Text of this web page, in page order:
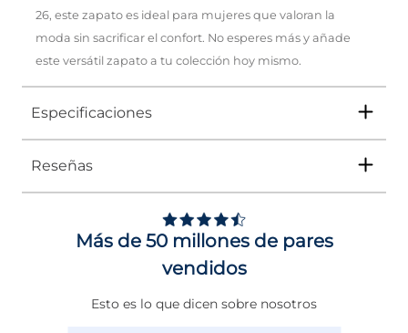
26, este zapato es ideal para mujeres que valoran la
moda sin sacrificar el confort. No esperes más y añade
este versátil zapato a tu colección hoy mismo.
Especificaciones
Tipo
Género Mujer
DE 0 A 4 cms
NORMAL
Reseñas
Más de 50 millones de pares
vendidos
Esto es lo que dicen sobre nosotros